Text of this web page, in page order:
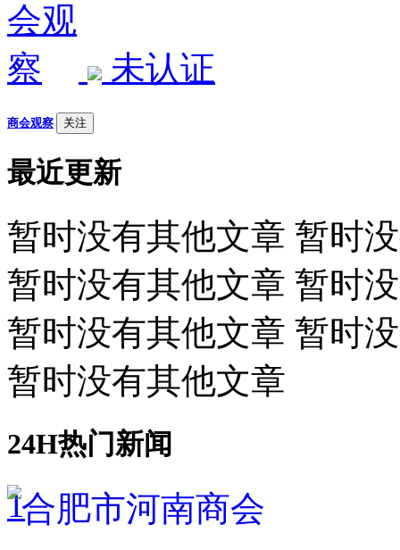
未认证
商会观察 关注
最近更新
暂时没有其他文章 暂时
暂时没有其他文章 暂时
暂时没有其他文章 暂时
暂时没有其他文章
24H热门新闻
1